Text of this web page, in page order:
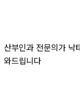
산부인과 전문의가 낙
와드립니다